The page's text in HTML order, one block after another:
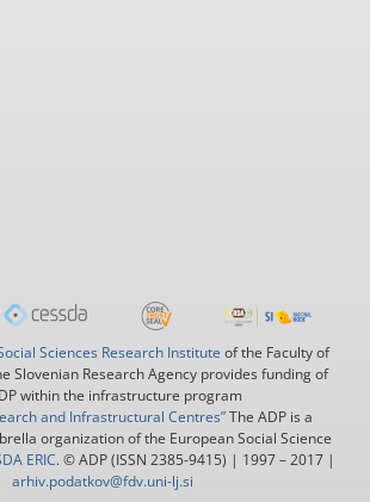
Sciences Research Institute of the Faculty of
Slovenian Research Agency provides funding of
within the infrastructure program
and Infrastructural Centres”The ADP is a
organization of the European Social Science
ERIC. © ADP (ISSN 2385-9415) | 1997 – 2017 |
arhiv.podatkov@fdv.uni-lj.si